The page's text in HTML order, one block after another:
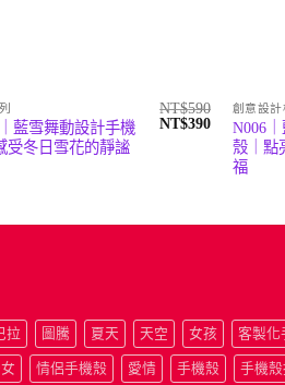
藍雪舞動設計手機
受冬日雪花的靜謐
NT$590
原
NT$390目
格：
創意設
N006
殼｜點
福
拉 圖騰 夏天 天空 女孩 客製化
情侶手機殼 愛情 手機殼 手機殼